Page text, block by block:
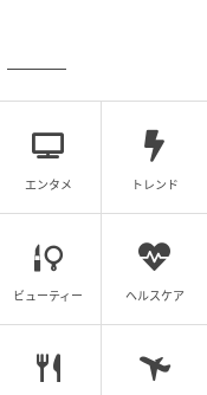
エンタメ トレンド
ビューティー ヘルスケア